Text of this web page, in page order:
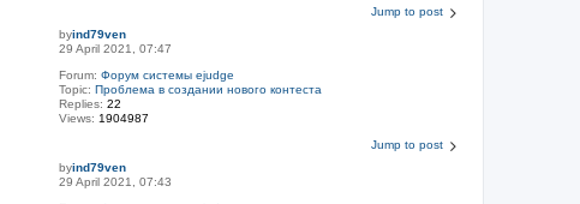
Jump to post
byind79ven
29 April 2021, 07:47
Forum:Форум системы ejudge
Topic:Проблема в создании нового контеста
Replies:22
Views: 1904987
Jump to post
byind79ven
29 April 2021, 07:43